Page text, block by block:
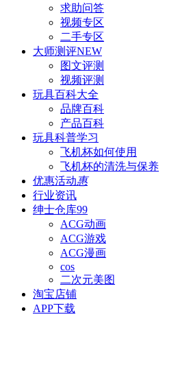
求助问答
视频专区
二手专区
大师测评NEW
图文评测
视频评测
玩具百科大全
品牌百科
产品百科
玩具科普学习
飞机杯如何使用
飞机杯的清洗与保养
优惠活动惠
行业资讯
绅士仓库99
ACG动画
ACG游戏
ACG漫画
cos
二次元美图
淘宝店铺
APP下载